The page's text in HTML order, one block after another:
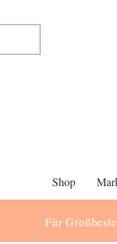
Shop
Für